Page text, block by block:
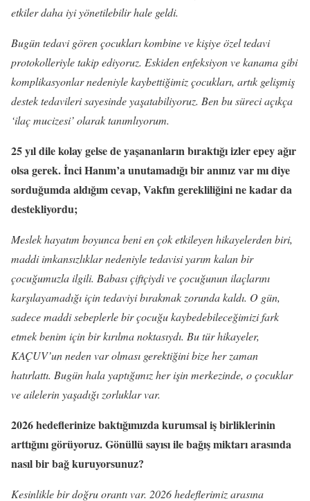
etkiler daha iyi yönetilebilir hale geldi.
Bugün tedavi gören çocukları kombine ve kişiye özel tedavi
protokolleriyle takip ediyoruz. Eskiden enfeksiyon ve kanama gibi
komplikasyonlar nedeniyle kaybettiğimiz çocukları, artık gelişmiş
destek tedavileri sayesinde yaşatabiliyoruz. Ben bu süreci açıkça
‘ilaç mucizesi’ olarak tanımlıyorum.
25 yıl dile kolay gelse de yaşananların bıraktığı izler epey ağır
olsa gerek. İnci Hanım’a unutamadığı bir anınız var mı diye
sorduğumda aldığım cevap, Vakfın gerekliliğini ne kadar da
destekliyordu;
Meslek hayatım boyunca beni en çok etkileyen hikayelerden biri,
maddi imkansızlıklar nedeniyle tedavisi yarım kalan bir
çocuğumuzla ilgili. Babası çiftçiydi ve çocuğunun ilaçlarını
karşılayamadığı için tedaviyi bırakmak zorunda kaldı. O gün,
sadece maddi sebeplerle bir çocuğu kaybedebileceğimizi fark
etmek benim için bir kırılma noktasıydı. Bu tür hikayeler,
KAÇUV’un neden var olması gerektiğini bize her zaman
hatırlattı. Bugün hala yaptığımız her işin merkezinde, o çocuklar
ve ailelerin yaşadığı zorluklar var.
2026 hedeflerinize baktığımızda kurumsal iş birliklerinin
arttığını görüyoruz. Gönüllü sayısı ile bağış miktarı arasında
nasıl bir bağ kuruyorsunuz?
Kesinlikle bir doğru orantı var. 2026 hedeflerimiz arasına